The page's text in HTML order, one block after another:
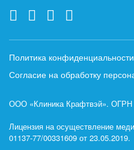
Политика конфиденциальности
Согласие на обработку
ООО «Клиника Крафтвэй». ОГРН
Лицензия на осуществление
01137-77/00331609 от 23.05.2019.